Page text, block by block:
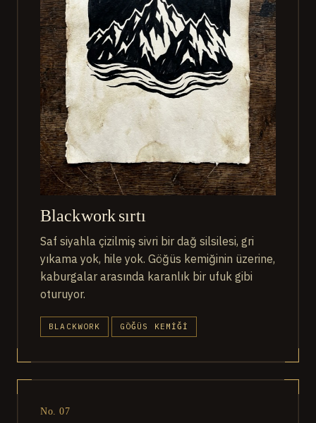
Blackwork sırtı
Saf siyahla çizilmiş sivri bir dağ silsilesi, gri
yıkama yok, hile yok. Göğüs kemiğinin üzerine,
kaburgalar arasında karanlık bir ufuk gibi
oturuyor.
BLACKWORK GÖĞÜS KEMIĞI
No. 07